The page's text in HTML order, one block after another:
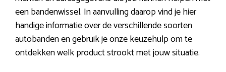
een bandenwissel. In aanvulling daarop vind je hier
handige informatie over de verschillende soorten
autobanden en gebruik je onze keuzehulp om te
ontdekken welk product strookt met jouw situatie.